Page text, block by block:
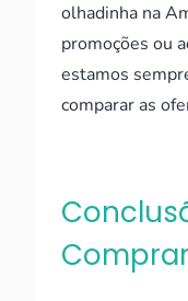
olhadinha na
promoções ou
estamos
comparar as